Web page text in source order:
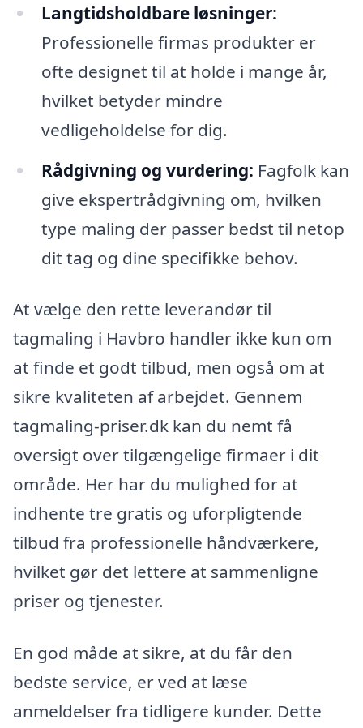
Langtidsholdbare løsninger:
Professionelle firmas produkter er
ofte designet til at holde i mange år,
hvilket betyder mindre
vedligeholdelse for dig.
Rådgivning og vurdering: Fagfolk kan
give ekspertrådgivning om, hvilken
type maling der passer bedst til netop
dit tag og dine specifikke behov.
At vælge den rette leverandør til
tagmaling i Havbro handler ikke kun om
at finde et godt tilbud, men også om at
sikre kvaliteten af arbejdet. Gennem
tagmaling-priser.dk kan du nemt få
oversigt over tilgængelige firmaer i dit
område. Her har du mulighed for at
indhente tre gratis og uforpligtende
tilbud fra professionelle håndværkere,
hvilket gør det lettere at sammenligne
priser og tjenester.
En god måde at sikre, at du får den
bedste service, er ved at læse
anmeldelser fra tidligere kunder. Dette